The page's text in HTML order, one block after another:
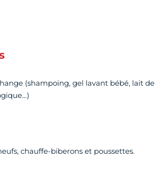
(shampoing, gel lavant bébé, lait de
chauffe-biberons et poussettes.